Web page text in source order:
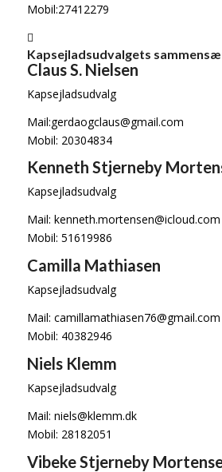
Mobil:27412279
Kapsejladsudvalgets
Claus S. Nielsen
Kapsejladsudvalg
Mail:gerdaogclaus@gmail.com
Mobil: 20304834
Kenneth Stjerneby
Kapsejladsudvalg
Mail: kenneth.mortensen@icloud.com
Mobil: 51619986
Camilla Mathiasen
Kapsejladsudvalg
Mail: camillamathiasen76@gmail.com
Mobil: 40382946
Niels Klemm
Kapsejladsudvalg
Mail: niels@klemm.dk
Mobil: 28182051
Vibeke Stjerneby